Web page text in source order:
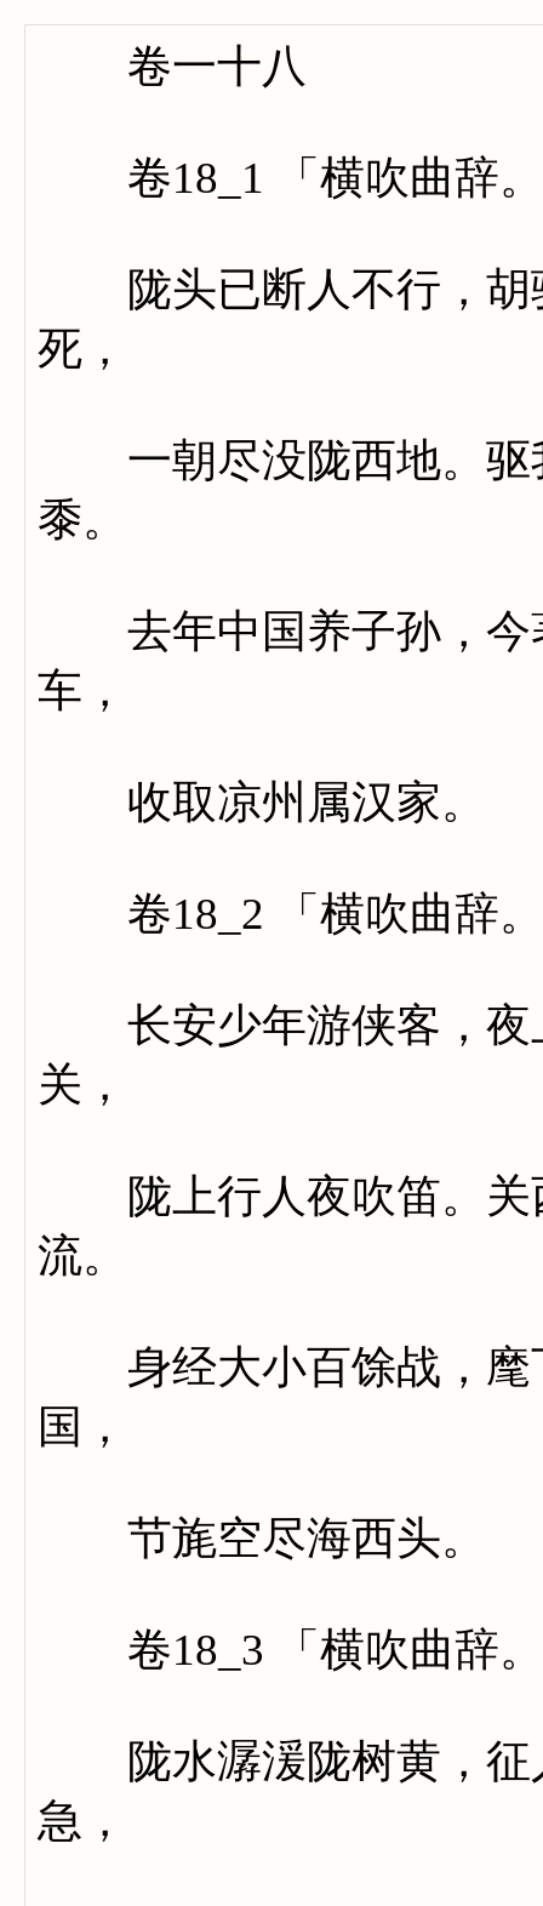
卷一十八
卷18_1 「横吹曲辞。
陇头已断人不行，胡
死，
一朝尽没陇西地。驱
黍。
去年中国养子孙，今
车，
收取凉州属汉家。
卷18_2 「横吹曲辞。
长安少年游侠客，夜
关，
陇上行人夜吹笛。关
流。
身经大小百馀战，麾
国，
节旄空尽海西头。
卷18_3 「横吹曲辞。
陇水潺湲陇树黄，征
急，